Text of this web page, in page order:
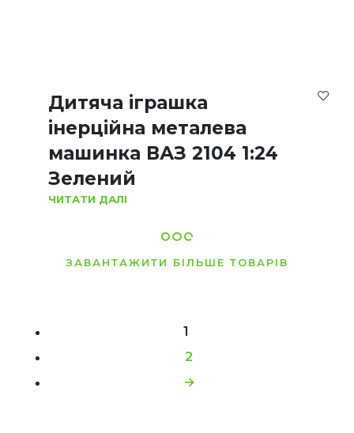
Дитяча іграшка
інерційна металева
машинка ВАЗ 2104 1:24
Зелений
ЧИТАТИ ДАЛІ
ЗАВАНТАЖИТИ БІЛЬШЕ ТОВАРІВ
1
2
→